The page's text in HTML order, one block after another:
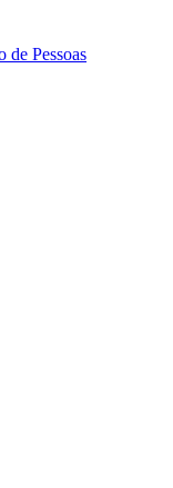
de Pessoas